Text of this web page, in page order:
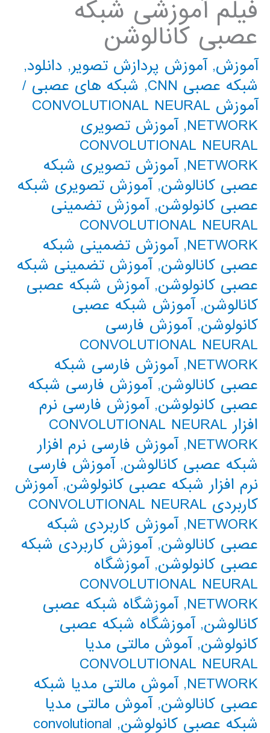
فیلم آموزشی شبکه
عصبی کانالوشن
آموزش,آموزش پردازش تصویر, دانلود,
شبکه عصبی CNN
, شبکه های عصبی /
آموزش CONVOLUTIONAL NEURAL
NETWORK
,آموزش تصویری
CONVOLUTIONAL NEURAL
NETWORK
,آموزش تصویری شبکه
عصبی کانالوشن,آموزش تصویری شبکه
عصبی کانولوشن,آموزش تضمینی
CONVOLUTIONAL NEURAL
NETWORK
,آموزش تضمینی شبکه
عصبی کانالوشن,آموزش تضمینی شبکه
عصبی کانولوشن,آموزش شبکه عصبی
کانالوشن,آموزش شبکه عصبی
کانولوشن,آموزش فارسی
CONVOLUTIONAL NEURAL
NETWORK
,آموزش فارسی شبکه
عصبی کانالوشن,آموزش فارسی شبکه
عصبی کانولوشن,آموزش فارسی نرم
افزار CONVOLUTIONAL NEURAL
NETWORK
,آموزش فارسی نرم افزار
شبکه عصبی کانالوشن,آموزش فارسی
نرم افزار شبکه عصبی کانولوشن,آموزش
کاربردی CONVOLUTIONAL NEURAL
NETWORK
,آموزش کاربردی شبکه
عصبی کانالوشن,آموزش کاربردی شبکه
عصبی کانولوشن,آموزشگاه
CONVOLUTIONAL NEURAL
NETWORK
,آموزشگاه شبکه عصبی
کانالوشن,آموزشگاه شبکه عصبی
کانولوشن,آموش مالتی مدیا
CONVOLUTIONAL NEURAL
NETWORK
,آموش مالتی مدیا شبکه
عصبی کانالوشن,آموش مالتی مدیا
شبکه عصبی کانولوشن,
convolutional